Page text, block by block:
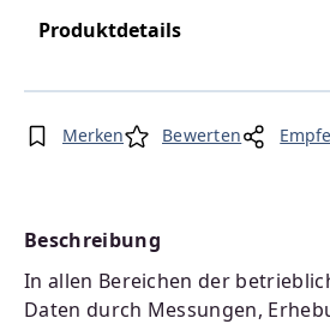
Produktdetails
Merken Bewerten
Beschreibung
In allen Bereichen der
Daten durch Messungen,